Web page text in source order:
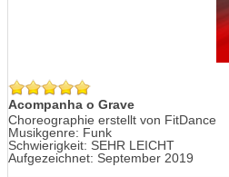
Acompanha o Grave
Choreographie erstellt von FitDance
Musikgenre: Funk
Schwierigkeit: SEHR LEICHT
Aufgezeichnet: September 2019